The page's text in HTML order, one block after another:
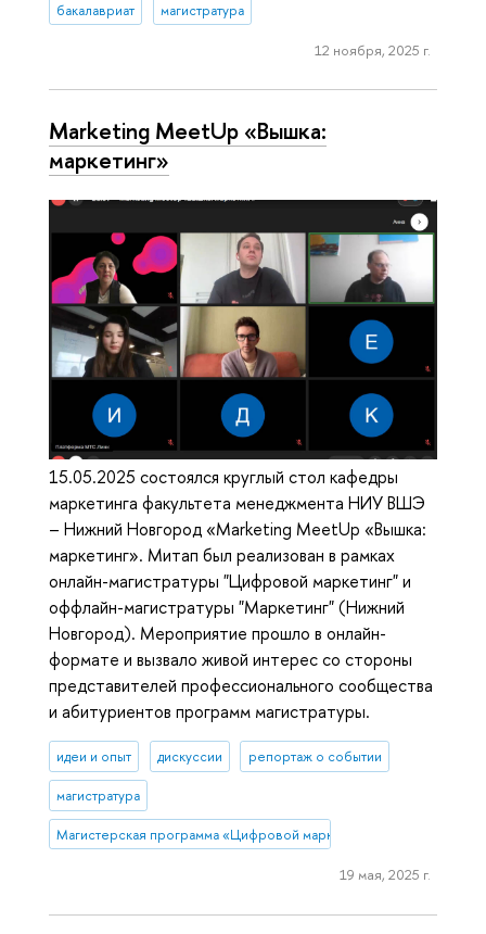
бакалавриат магистратура
12 ноября, 2025 г.
Marketing MeetUp «Вышка:
маркетинг»
15.05.2025 состоялся круглый стол кафедры
маркетинга факультета менеджмента НИУ ВШЭ
– Нижний Новгород «Marketing MeetUp «Вышка:
маркетинг». Митап был реализован в рамках
онлайн-магистратуры "Цифровой маркетинг" и
оффлайн-магистратуры "Маркетинг" (Нижний
Новгород). Мероприятие прошло в онлайн-
формате и вызвало живой интерес со стороны
представителей профессионального сообщества
и абитуриентов программ магистратуры.
идеи и опыт дискуссии репортаж о событии
магистратура
Магистерская программа «Цифровой маркетинг»
19 мая, 2025 г.